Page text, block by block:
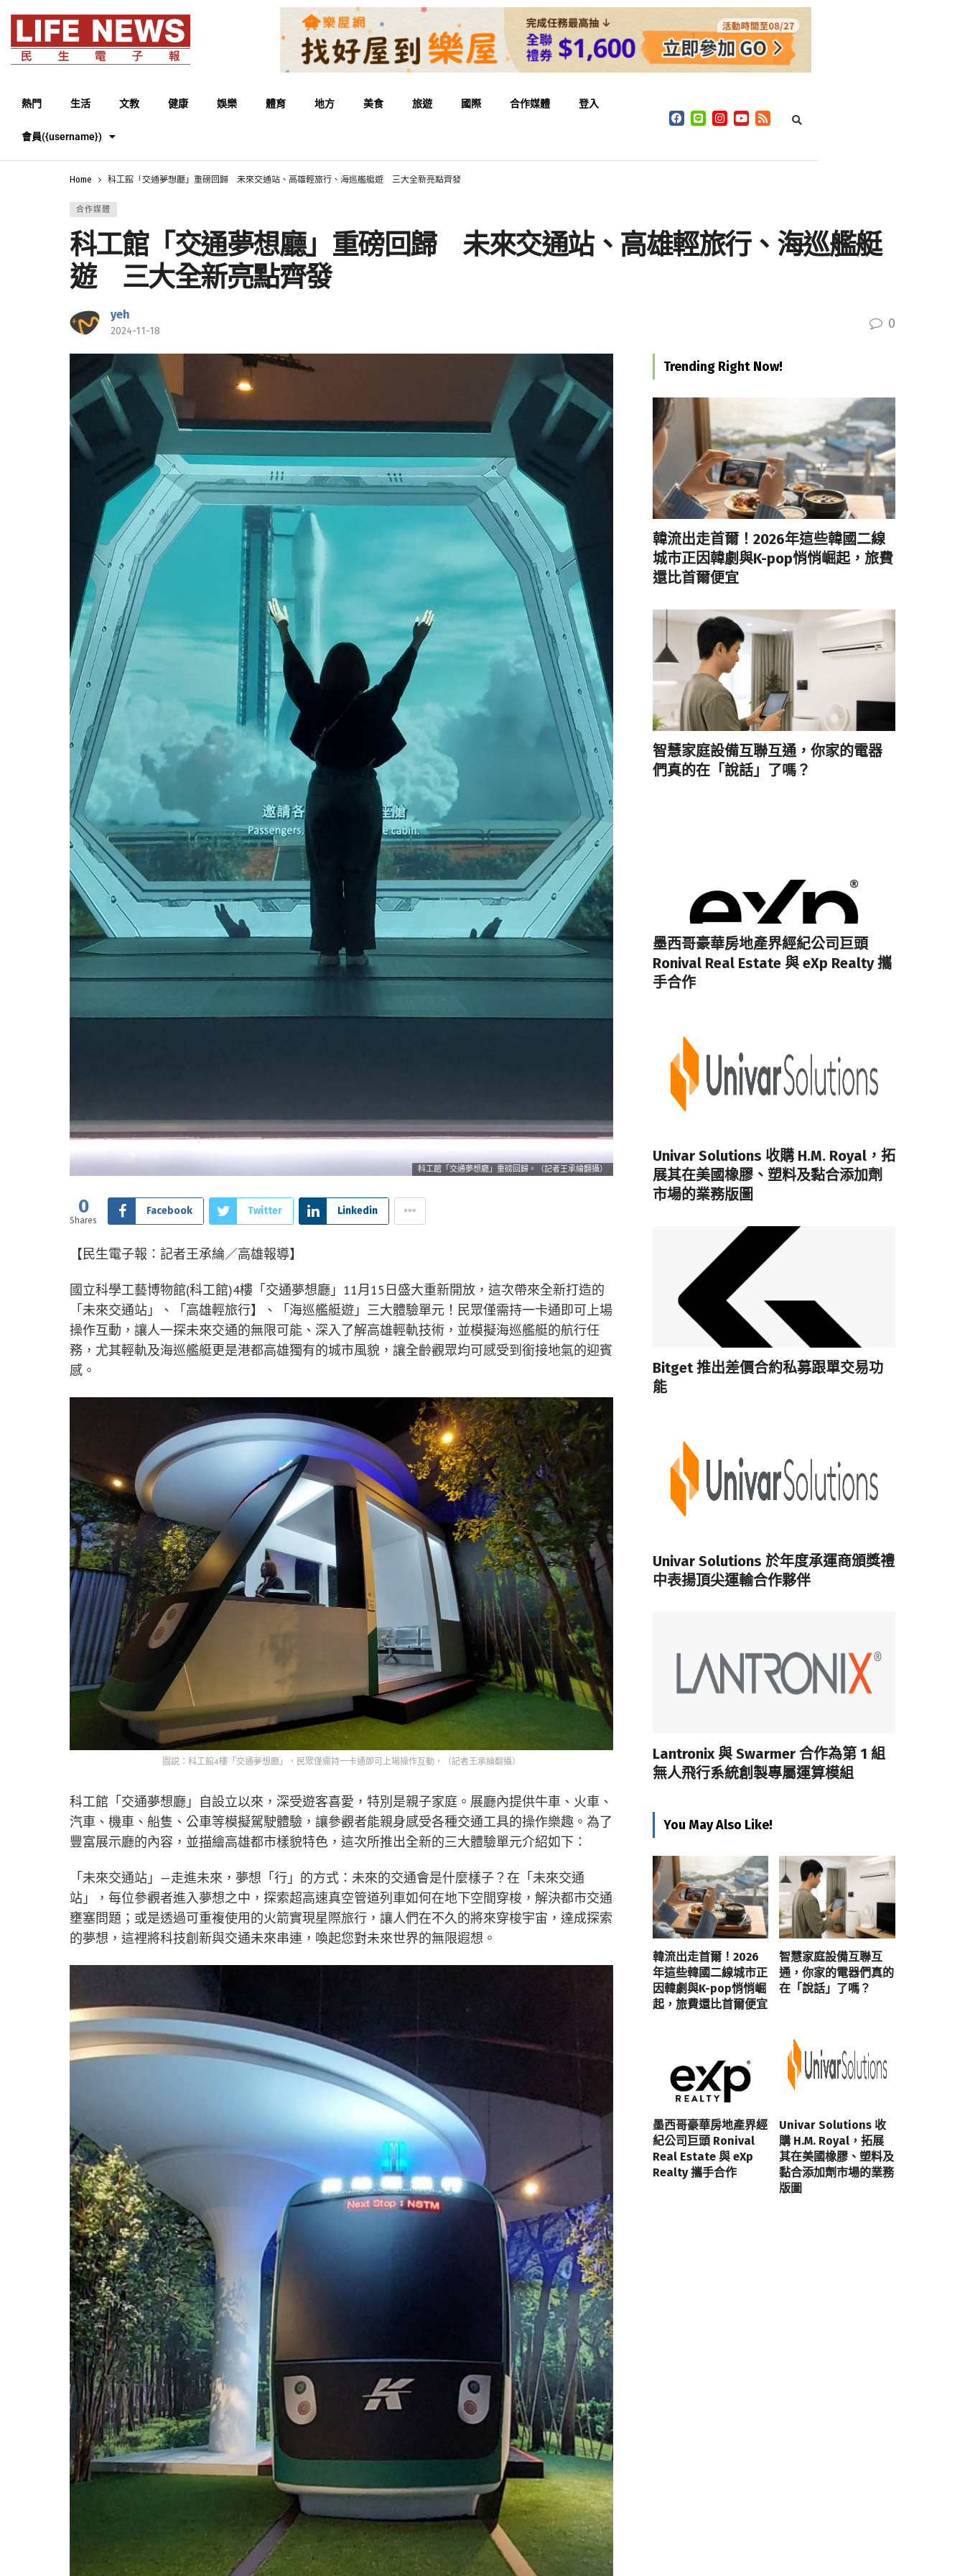
熱門 生活 文教 健康 娛樂 體育 地方 美食 旅遊 國際 合作媒體 登入
會員({username})
Home 科工館「交通夢想廳」重磅回歸 未來交通站、高雄輕旅行、海巡艦艇遊 三大全新亮點齊發
合作媒體
科工館「交通夢想廳」重磅回歸 未來交通站、高雄輕旅行、海巡艦艇
遊 三大全新亮點齊發
yeh
2024-11-18 0
科工館「交通夢想廳」重磅回歸。（記者王承綸翻攝）
0
Shares
Facebook Twitter Linkedin
【民生電子報：記者王承綸／高雄報導】
國立科學工藝博物館(科工館)4樓「交通夢想廳」11月15日盛大重新開放，這次帶來全新打造的
「未來交通站」、「高雄輕旅行】、「海巡艦艇遊」三大體驗單元！民眾僅需持一卡通即可上場
操作互動，讓人一探未來交通的無限可能、深入了解高雄輕軌技術，並模擬海巡艦艇的航行任
務，尤其輕軌及海巡艦艇更是港都高雄獨有的城市風貌，讓全齡觀眾均可感受到銜接地氣的迎賓
感。
圖説：科工館4樓「交通夢想廳」，民眾僅需持一卡通即可上場操作互動，（記者王承綸翻攝）
科工館「交通夢想廳」自設立以來，深受遊客喜愛，特別是親子家庭。展廳內提供牛車、火車、
汽車、機車、船隻、公車等模擬駕駛體驗，讓參觀者能親身感受各種交通工具的操作樂趣。為了
豐富展示廳的內容，並描繪高雄都市樣貌特色，這次所推出全新的三大體驗單元介紹如下：
「未來交通站」—走進未來，夢想「行」的方式：未來的交通會是什麼樣子？在「未來交通
站」，每位參觀者進入夢想之中，探索超高速真空管道列車如何在地下空間穿梭，解決都市交通
壅塞問題；或是透過可重複使用的火箭實現星際旅行，讓人們在不久的將來穿梭宇宙，達成探索
的夢想，這裡將科技創新與交通未來串連，喚起您對未來世界的無限遐想。
Trending Right Now!
韓流出走首爾！2026年這些韓國二線
城市正因韓劇與K-pop悄悄崛起，旅費
還比首爾便宜
智慧家庭設備互聯互通，你家的電器
們真的在「說話」了嗎？
墨西哥豪華房地產界經紀公司巨頭
Ronival Real Estate 與 eXp Realty 攜
手合作
Univar Solutions 收購 H.M. Royal，拓
展其在美國橡膠、塑料及黏合添加劑
市場的業務版圖
Bitget 推出差價合約私募跟單交易功
能
Univar Solutions 於年度承運商頒獎禮
中表揚頂尖運輸合作夥伴
Lantronix 與 Swarmer 合作為第 1 組
無人飛行系統創製專屬運算模組
You May Also Like!
韓流出走首爾！2026
年這些韓國二線城市正
因韓劇與K-pop悄悄崛
起，旅費還比首爾便宜
智慧家庭設備互聯互
通，你家的電器們真的
在「說話」了嗎？
墨西哥豪華房地產界經
紀公司巨頭 Ronival
Real Estate 與 eXp
Realty 攜手合作
Univar Solutions 收
購 H.M. Royal，拓展
其在美國橡膠、塑料及
黏合添加劑市場的業務
版圖